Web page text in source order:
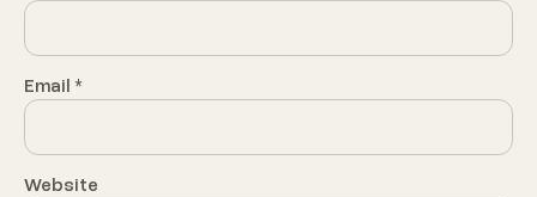
Email *
Website